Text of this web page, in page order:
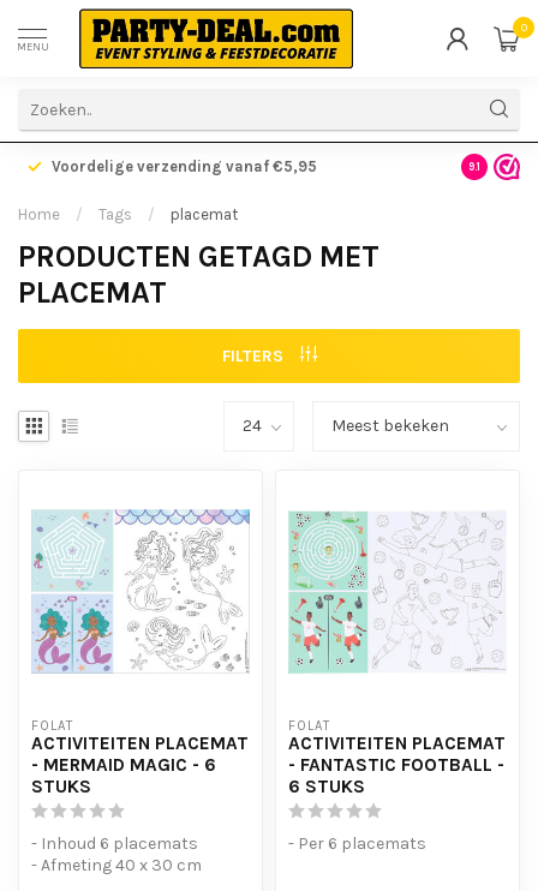
MENU
0
Voordelige verzending vanaf €5,95 Gratis
9.1
Home / Tags / placemat
PRODUCTEN GETAGD MET
PLACEMAT
FILTERS
FOLAT
ACTIVITEITEN PLACEMAT
- MERMAID MAGIC - 6
STUKS
- Inhoud 6 placemats
- Afmeting 40 x 30 cm
FOLAT
ACTIVITEITEN PLACEMAT
- FANTASTIC FOOTBALL -
6 STUKS
- Per 6 placemats